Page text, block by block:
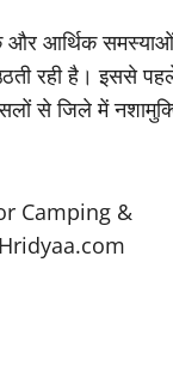
और आर्थिक
रही है। इससे पहले
से जिले में